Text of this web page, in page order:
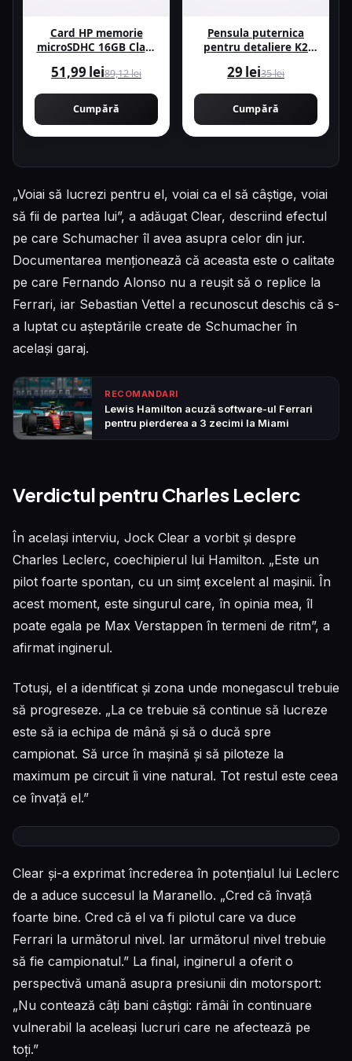
Card HP memorie
microSDHC 16GB Class
51,99 lei89,12 lei
Cumpără
Pensula puternica
pentru detaliere K2
29 lei35 lei
Cumpără
„Voiai să lucrezi pentru el, voiai ca el să câștige, voiai
să fii de partea lui”, a adăugat Clear, descriind efectul
pe care Schumacher îl avea asupra celor din jur.
Documentarea menționează că aceasta este o calitate
pe care Fernando Alonso nu a reușit să o replice la
Ferrari, iar Sebastian Vettel a recunoscut deschis că s-
a luptat cu așteptările create de Schumacher în
același garaj.
RECOMANDARI
Lewis Hamilton acuză software-ul Ferrari
pentru pierderea a 3 zecimi la Miami
Verdictul pentru Charles Leclerc
În același interviu, Jock Clear a vorbit și despre
Charles Leclerc, coechipierul lui Hamilton. „Este un
pilot foarte spontan, cu un simț excelent al mașinii. În
acest moment, este singurul care, în opinia mea, îl
poate egala pe Max Verstappen în termeni de ritm”, a
afirmat inginerul.
Totuși, el a identificat și zona unde monegascul trebuie
să progreseze. „La ce trebuie să continue să lucreze
este să ia echipa de mână și să o ducă spre
campionat. Să urce în mașină și să piloteze la
maximum pe circuit îi vine natural. Tot restul este ceea
ce învață el.”
Clear și-a exprimat încrederea în potențialul lui Leclerc
de a aduce succesul la Maranello. „Cred că învață
foarte bine. Cred că el va fi pilotul care va duce
Ferrari la următorul nivel. Iar următorul nivel trebuie
să fie campionatul.” La final, inginerul a oferit o
perspectivă umană asupra presiunii din motorsport:
„Nu contează câți bani câștigi: rămâi în continuare
vulnerabil la aceleași lucruri care ne afectează pe
toți.”